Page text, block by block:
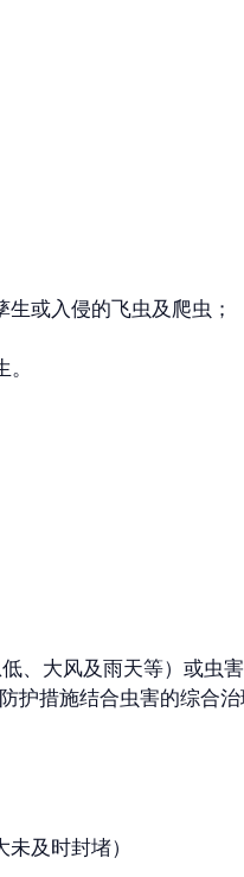
或入侵的飞虫及爬虫；
、大风及雨天等）或虫
措施结合虫害的综合治
及时封堵）